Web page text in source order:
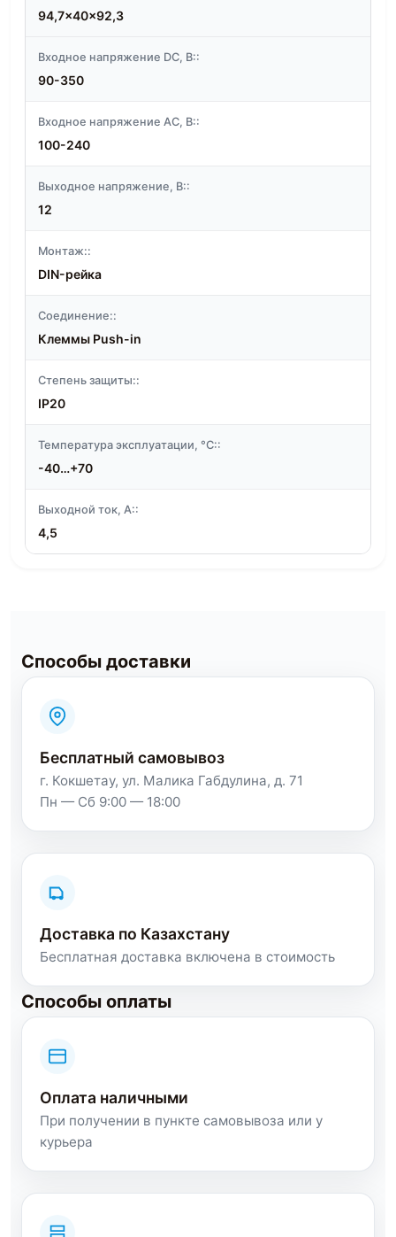
94,7x40x92,3
Входное напряжение DC, В::
90-350
Входное напряжение АС, В::
100-240
Выходное напряжение, В::
12
Монтаж::
DIN-рейка
Соединение::
Клеммы Push-in
Степень защиты::
IP20
Температура эксплуатации, °C::
-40…+70
Выходной ток, А::
4,5
Способы доставки
Бесплатный самовывоз
г. Кокшетау, ул. Малика Габдулина, д. 71
Пн — Сб 9:00 — 18:00
Доставка по Казахстану
Бесплатная доставка включена в стоимость
Способы оплаты
Оплата наличными
При получении в пункте самовывоза или у
курьера